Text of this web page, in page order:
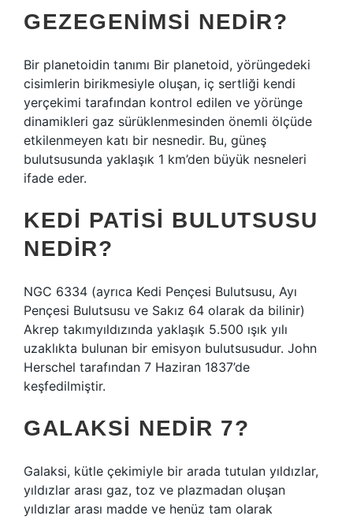
GEZEGENIMSI NEDIR?
Bir planetoidin tanımı Bir planetoid, yörüngedeki
cisimlerin birikmesiyle oluşan, iç sertliği kendi
yerçekimi tarafından kontrol edilen ve yörünge
dinamikleri gaz sürüklenmesinden önemli ölçüde
etkilenmeyen katı bir nesnedir. Bu, güneş
bulutsusunda yaklaşık 1 km’den büyük nesneleri
ifade eder.
KEDI PATISI BULUTSUSU
NEDIR?
NGC 6334 (ayrıca Kedi Pençesi Bulutsusu, Ayı
Pençesi Bulutsusu ve Sakız 64 olarak da bilinir)
Akrep takımyıldızında yaklaşık 5.500 ışık yılı
uzaklıkta bulunan bir emisyon bulutsusudur. John
Herschel tarafından 7 Haziran 1837’de
keşfedilmiştir.
GALAKSI NEDIR 7?
Galaksi, kütle çekimiyle bir arada tutulan yıldızlar,
yıldızlar arası gaz, toz ve plazmadan oluşan
yıldızlar arası madde ve henüz tam olarak